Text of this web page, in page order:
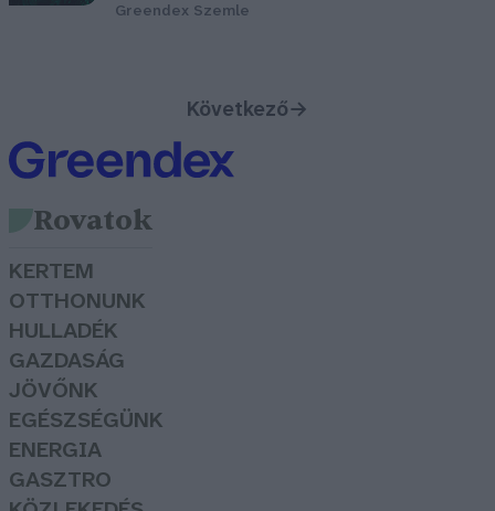
Greendex Szemle
Következő→
Rovatok
KERTEM
OTTHONUNK
HULLADÉK
GAZDASÁG
JÖVŐNK
EGÉSZSÉGÜNK
ENERGIA
GASZTRO